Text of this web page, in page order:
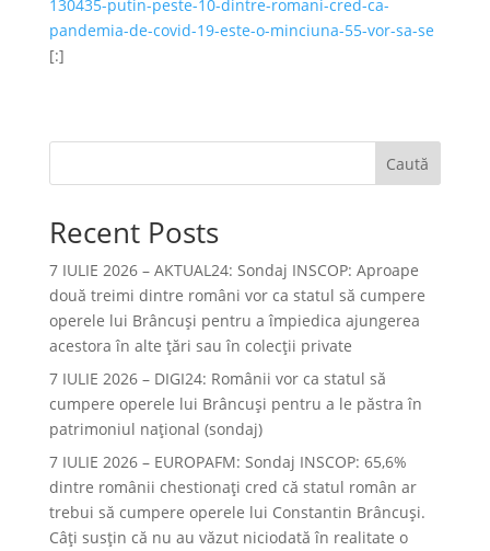
130435-putin-peste-10-dintre-romani-cred-ca-
pandemia-de-covid-19-este-o-minciuna-55-vor-sa-se
[:]
Caută
Recent Posts
7 IULIE 2026 – AKTUAL24: Sondaj INSCOP: Aproape
două treimi dintre români vor ca statul să cumpere
operele lui Brâncuşi pentru a împiedica ajungerea
acestora în alte ţări sau în colecţii private
7 IULIE 2026 – DIGI24: Românii vor ca statul să
cumpere operele lui Brâncuși pentru a le păstra în
patrimoniul național (sondaj)
7 IULIE 2026 – EUROPAFM: Sondaj INSCOP: 65,6%
dintre românii chestionați cred că statul român ar
trebui să cumpere operele lui Constantin Brâncuși.
Câți susțin că nu au văzut niciodată în realitate o